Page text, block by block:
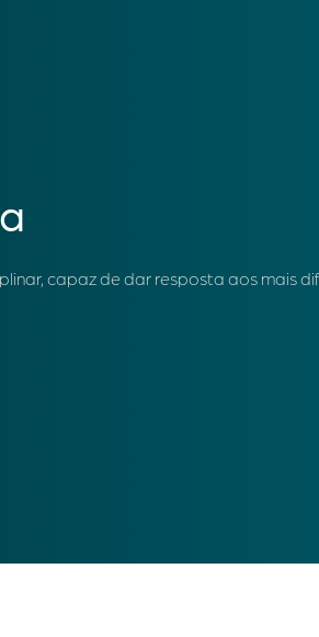
capaz de dar resposta aos mais